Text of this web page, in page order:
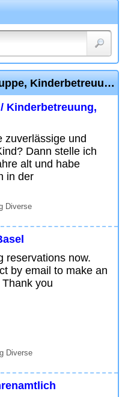
Weitere Spiel-/Waldspielgruppe, Kinderbetreuung Diverse Inserate
Kinderbetreuung,
zuverlässige und
Dann stelle ich
alt und habe
in der
Diverse
reservations now.
by email to make an
you
Diverse